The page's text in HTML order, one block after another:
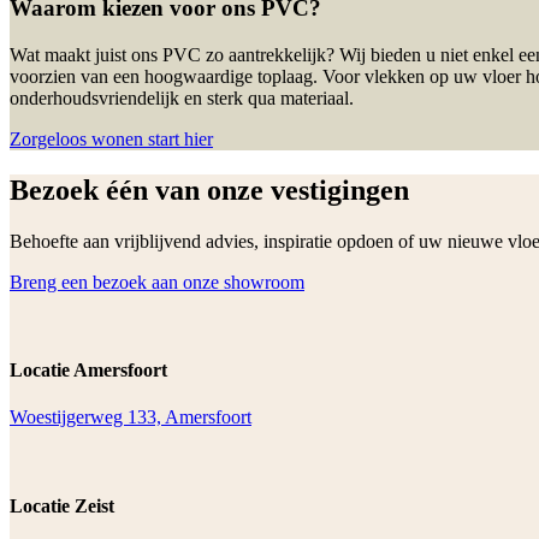
Waarom kiezen voor ons PVC?
Wat maakt juist ons PVC zo aantrekkelijk? Wij bieden u niet enkel
voorzien van een hoogwaardige toplaag. Voor vlekken op uw vloer
onderhoudsvriendelijk en sterk qua materiaal.
Zorgeloos wonen start hier
Bezoek één van onze vestigingen
Behoefte aan vrijblijvend advies, inspiratie opdoen of uw nieuwe
Breng een bezoek aan onze showroom
Locatie Amersfoort
Woestijgerweg 133, Amersfoort
Locatie Zeist